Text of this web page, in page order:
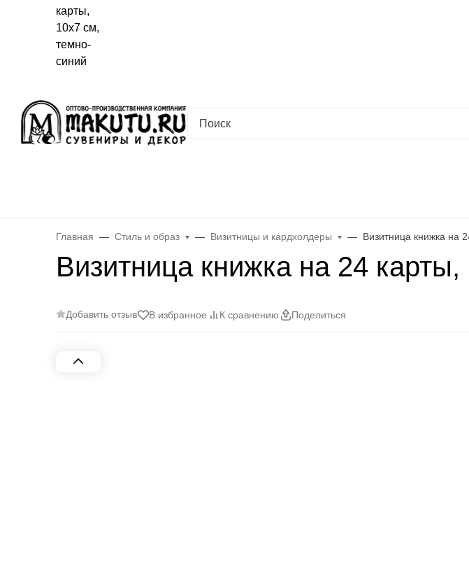
Хабаровск ваш город?
Да Выбрать другой город
Главная Стиль и образ Визитницы и кардхолдеры Визитница книжка на
Визитница книжка на 24
Добавить отзыв В избранное К сравнению Поделиться